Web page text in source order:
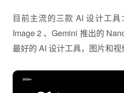
目前主流的三款 AI 设计工
Image 2 、Gemini 推出的
最好的 AI 设计工具，图片和视